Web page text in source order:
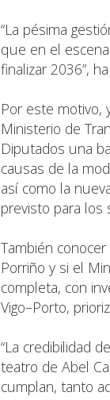
“La pésima
que en el
finalizar 2036”,
Por este motivo,
Ministerio de
Diputados una
causas de la
así como la
previsto para los
También
Porriño y si el
completa, con
Vigo–Porto,
“La credibilidad
teatro de Abel
cumplan, tanto